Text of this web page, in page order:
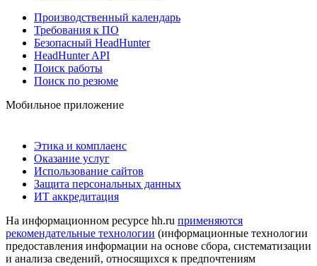
Производственный календарь
Требования к ПО
Безопасный HeadHunter
HeadHunter API
Поиск работы
Поиск по резюме
Мобильное приложение
Этика и комплаенс
Оказание услуг
Использование сайтов
Защита персональных данных
ИТ аккредитация
На информационном ресурсе hh.ru применяются
рекомендательные технологии (информационные технологии
предоставления информации на основе сбора, систематизации
и анализа сведений, относящихся к предпочтениям